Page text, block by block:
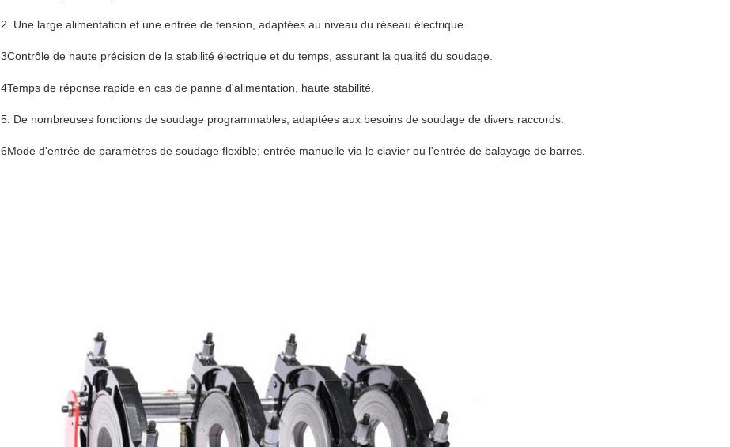
2. Une large alimentation et une entrée de tension, adaptées au niveau du réseau électrique.
3Contrôle de haute précision de la stabilité électrique et du temps, assurant la qualité du soudage.
4Temps de réponse rapide en cas de panne d'alimentation, haute stabilité.
5. De nombreuses fonctions de soudage programmables, adaptées aux besoins de soudage de divers raccords.
6Mode d'entrée de paramètres de soudage flexible; entrée manuelle via le clavier ou l'entrée de balayage de barres.